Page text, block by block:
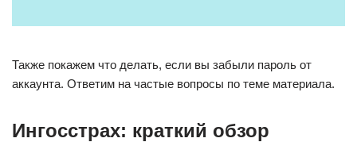
Также покажем что делать, если вы забыли пароль от
аккаунта. Ответим на частые вопросы по теме материала.
Ингосстрах: краткий обзор